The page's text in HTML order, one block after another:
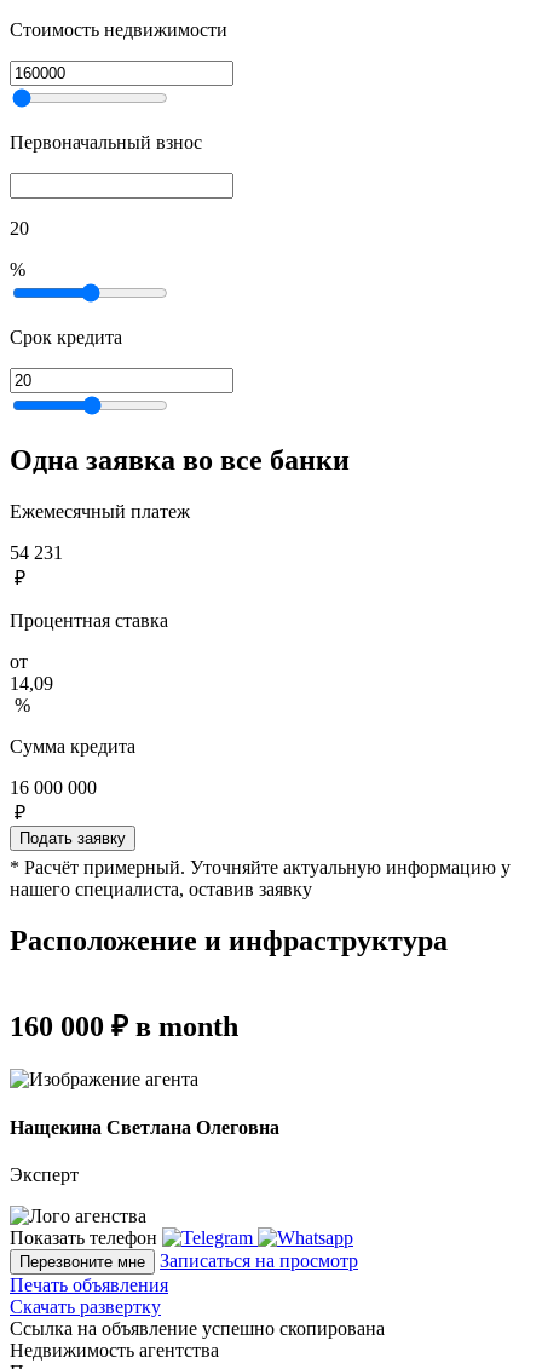
Стоимость недвижимости
Первоначальный взнос
20
%
Срок кредита
Одна заявка во все банки
Ежемесячный платеж
54 231
₽
Процентная ставка
от
14,09
%
Сумма кредита
16 000 000
₽
Подать заявку
* Расчёт примерный. Уточняйте актуальную информацию у
нашего специалиста, оставив заявку
Расположение и инфраструктура
160 000 ₽ в month
Нащекина Светлана Олеговна
Эксперт
Показать телефон
Перезвоните мне
Записаться на просмотр
Печать объявления
Скачать развертку
Ссылка на объявление успешно скопирована
Недвижимость агентства